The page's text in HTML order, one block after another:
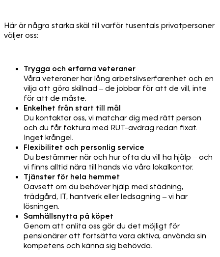
Här är några starka skäl till varför tusentals privatpersoner
väljer oss:
Trygga och erfarna veteraner
Våra veteraner har lång arbetslivserfarenhet och en
vilja att göra skillnad – de jobbar för att de vill, inte
för att de måste.
Enkelhet från start till mål
Du kontaktar oss, vi matchar dig med rätt person
och du får faktura med RUT-avdrag redan fixat.
Inget krångel.
Flexibilitet och personlig service
Du bestämmer när och hur ofta du vill ha hjälp – och
vi finns alltid nära till hands via våra lokalkontor.
Tjänster för hela hemmet
Oavsett om du behöver hjälp med städning,
trädgård, IT, hantverk eller ledsagning – vi har
lösningen.
Samhällsnytta på köpet
Genom att anlita oss gör du det möjligt för
pensionärer att fortsätta vara aktiva, använda sin
kompetens och känna sig behövda.